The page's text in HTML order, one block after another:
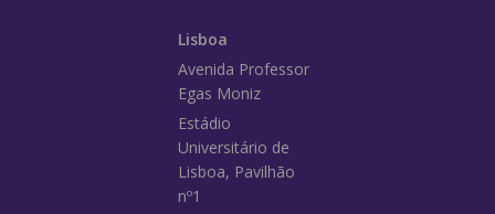
Lisboa
Avenida Professor
Egas Moniz
Estádio
Universitário de
Lisboa, Pavilhão
nº1